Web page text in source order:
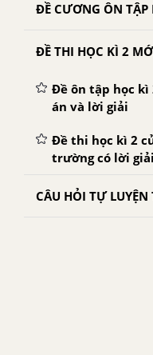
ĐỀ CƯƠNG ÔN TẬP
Đề ôn tập học kì
án và lời giải
Đề thi học kì 2
trường có lời
CÂU HỎI TỰ LUYỆN